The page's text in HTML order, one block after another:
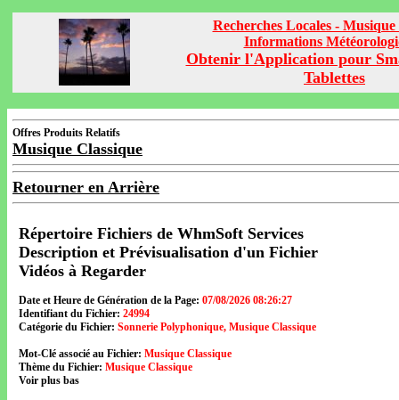
Recherches Locales - Musique
Informations
Obtenir l'Application pour
Tablettes
Offres Produits Relatifs
Musique Classique
Retourner en Arrière
Répertoire Fichiers de WhmSoft Services
Description et Prévisualisation d'un Fichier
Vidéos à Regarder
Date et Heure de Génération de la Page: 07/08/2026 08:26:27
Identifiant du Fichier: 24994
Catégorie du Fichier: Sonnerie Polyphonique, Musique Classique
Mot-Clé associé au Fichier: Musique Classique
Thème du Fichier: Musique Classique
Voir plus bas